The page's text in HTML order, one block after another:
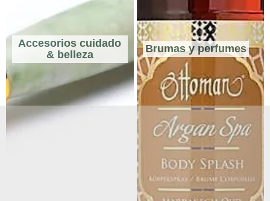
Accesorios cuidado
& belleza
Brumas y perfumes